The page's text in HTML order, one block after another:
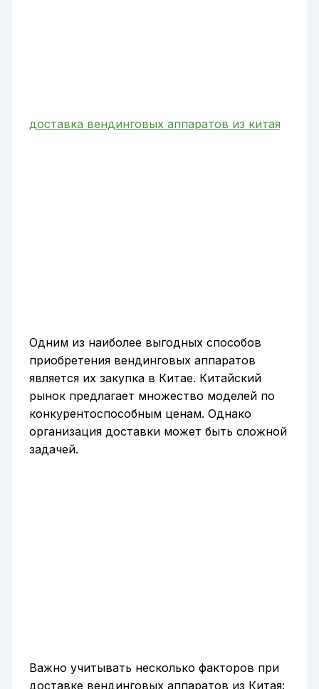
доставка вендинговых аппаратов из китая
Одним из наиболее выгодных способов
приобретения вендинговых аппаратов
является их закупка в Китае. Китайский
рынок предлагает множество моделей по
конкурентоспособным ценам. Однако
организация доставки может быть сложной
задачей.
Важно учитывать несколько факторов при
доставке вендинговых аппаратов из Китая: